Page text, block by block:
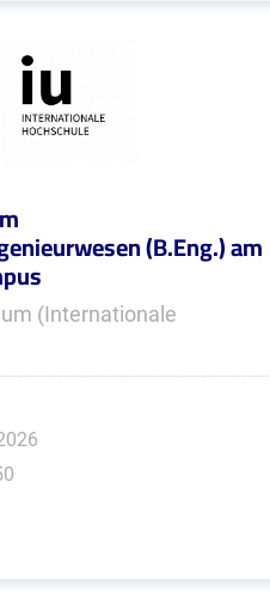
(B.Eng.) am
(Internationale